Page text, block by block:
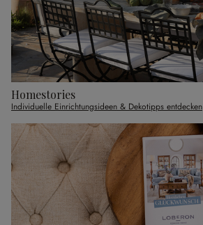
Homestories
Individuelle Einrichtungsideen & Dekotipps entdecken